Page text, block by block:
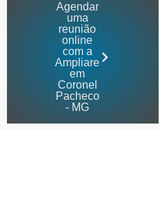
Agendar
uma
reunião
online
com a
Ampliare
em
Coronel
Pacheco
- MG